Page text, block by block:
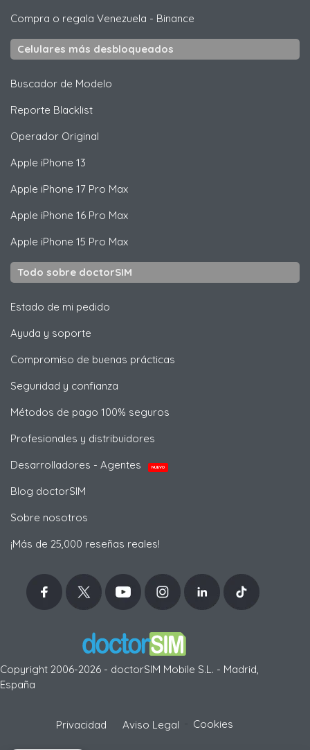
Compra o regala Venezuela - Binance
Celulares más desbloqueados
Buscador de Modelo
Reporte Blacklist
Operador Original
Apple iPhone 13
Apple iPhone 17 Pro Max
Apple iPhone 16 Pro Max
Apple iPhone 15 Pro Max
Todo sobre doctorSIM
Estado de mi pedido
Ayuda y soporte
Compromiso de buenas prácticas
Seguridad y confianza
Métodos de pago 100% seguros
Profesionales y distribuidores
Desarrolladores - Agentes
NUEVO
Blog doctorSIM
Sobre nosotros
¡Más de 25,000 reseñas reales!
Copyright 2006-2026 - doctorSIM Mobile S.L. - Madrid,
España
Privacidad Aviso Legal Cookies